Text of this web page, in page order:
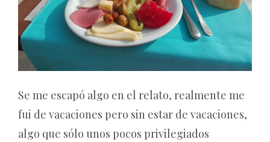
Se me escapó algo en el relato, realmente me
fui de vacaciones pero sin estar de vacaciones,
algo que sólo unos pocos privilegiados